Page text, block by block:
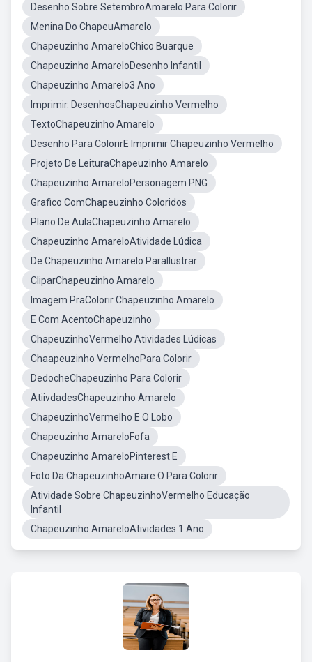
Desenho Sobre SetembroAmarelo Para Colorir
Menina Do ChapeuAmarelo
Chapeuzinho AmareloChico Buarque
Chapeuzinho AmareloDesenho Infantil
Chapeuzinho Amarelo3 Ano
Imprimir. DesenhosChapeuzinho Vermelho
TextoChapeuzinho Amarelo
Desenho Para ColorirE Imprimir Chapeuzinho Vermelho
Projeto De LeituraChapeuzinho Amarelo
Chapeuzinho AmareloPersonagem PNG
Grafico ComChapeuzinho Coloridos
Plano De AulaChapeuzinho Amarelo
Chapeuzinho AmareloAtividade Lúdica
De Chapeuzinho Amarelo ParaIlustrar
CliparChapeuzinho Amarelo
Imagem PraColorir Chapeuzinho Amarelo
E Com AcentoChapeuzinho
ChapeuzinhoVermelho Atividades Lúdicas
Chaapeuzinho VermelhoPara Colorir
DedocheChapeuzinho Para Colorir
AtiivdadesChapeuzinho Amarelo
ChapeuzinhoVermelho E O Lobo
Chapeuzinho AmareloFofa
Chapeuzinho AmareloPinterest E
Foto Da ChapeuzinhoAmare O Para Colorir
Atividade Sobre ChapeuzinhoVermelho Educação
Infantil
Chapeuzinho AmareloAtividades 1 Ano